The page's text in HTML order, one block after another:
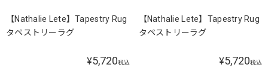
【Nathalie Lete】Tapestry Rug
タペストリーラグ
¥5,720税込
【Nathalie Lete】Tapestry Rug
タペストリーラグ
¥5,720税込